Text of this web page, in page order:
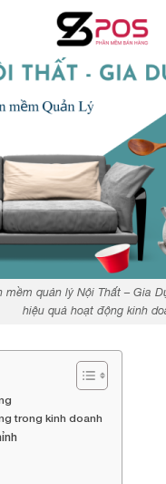
mềm quản lý Nội Thất – Gia
hiệu quả hoạt động kinh
trong kinh doanh